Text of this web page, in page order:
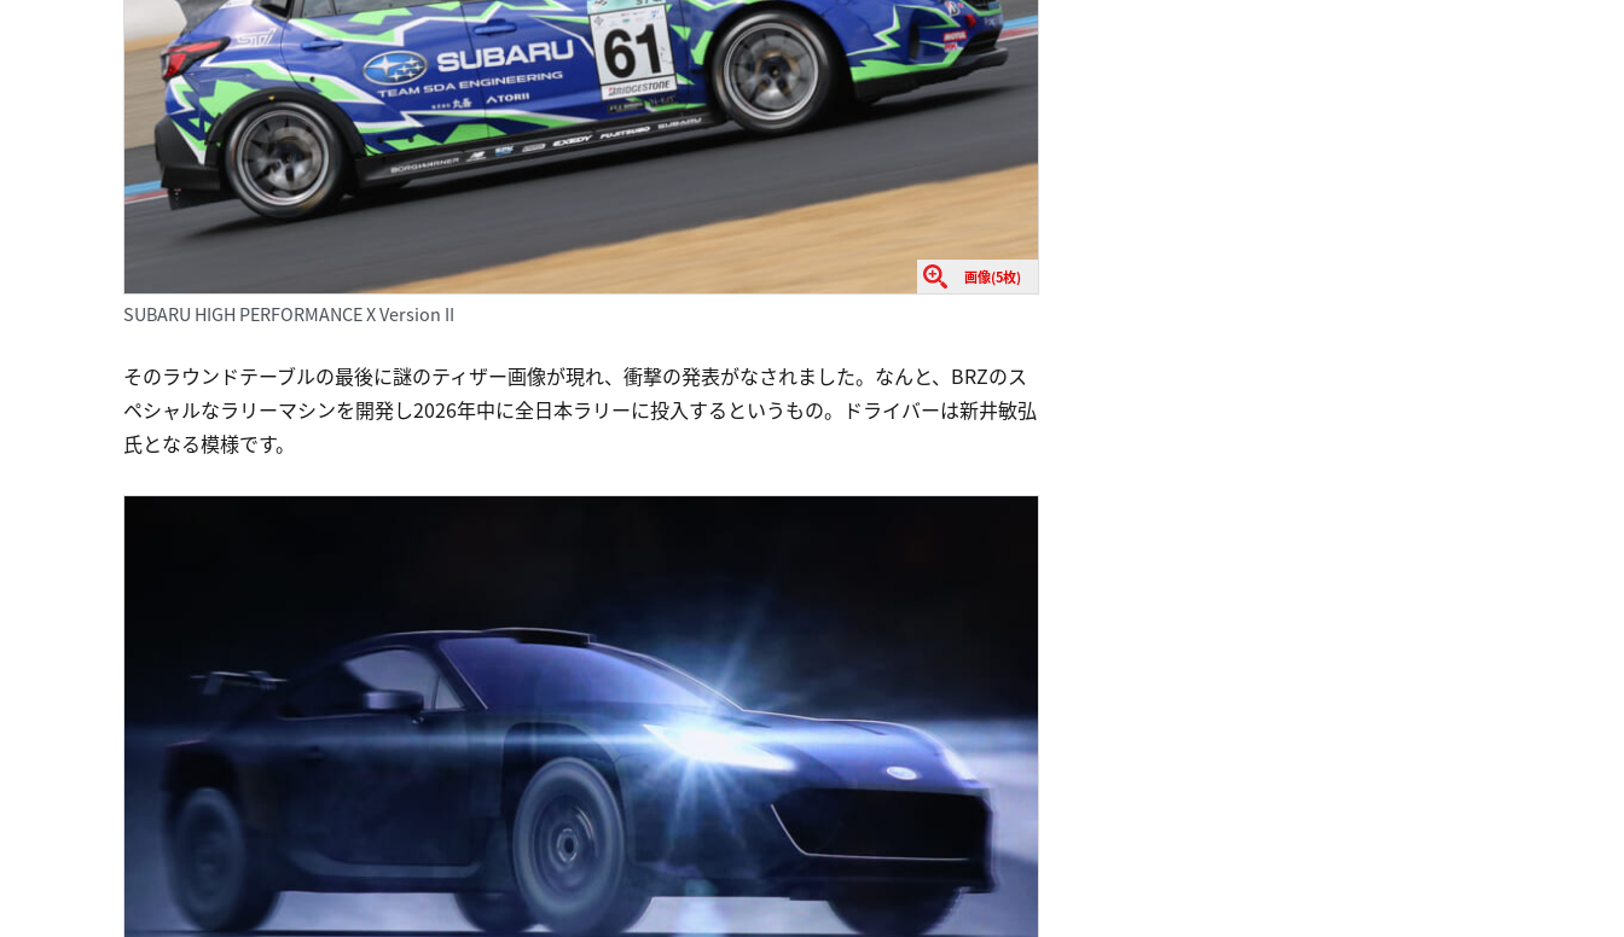
画像(5枚)
SUBARU HIGH PERFORMANCE X Version II
そのラウンドテーブルの最後に謎のティザー画像が現れ、衝撃の発表がなされました。なんと、BRZのス
ペシャルなラリーマシンを開発し2026年中に全日本ラリーに投入するというもの。ドライバーは新井敏弘
氏となる模様です。